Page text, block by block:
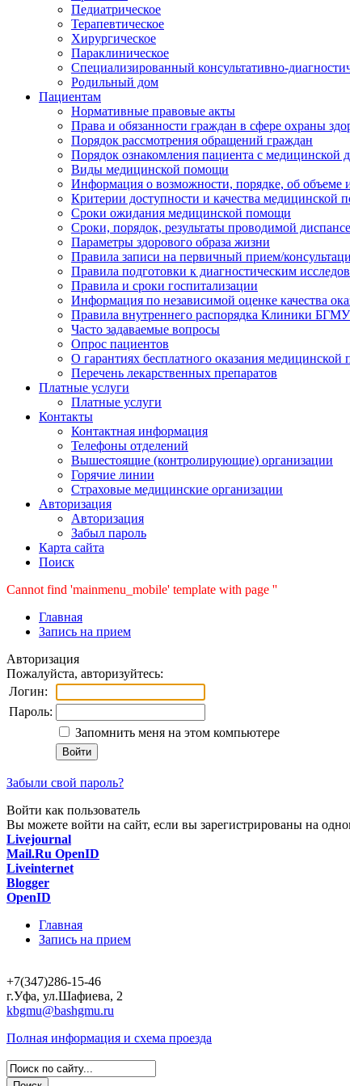
Педиатрическое
Терапевтическое
Хирургическое
Параклиническое
Специализированный консультативно-
Родильный дом
Пациентам
Нормативные правовые акты
Права и обязанности граждан в сфере охраны
Порядок рассмотрения обращений граждан
Порядок ознакомления пациента с медицинской
Виды медицинской помощи
Информация о возможности, порядке, об объеме
Критерии доступности и качества медицинской
Сроки ожидания медицинской помощи
Сроки, порядок, результаты проводимой
Параметры здорового образа жизни
Правила записи на первичный прием/
Правила подготовки к диагностическим
Правила и сроки госпитализации
Информация по независимой оценке качества
Правила внутреннего распорядка Клиники БГМУ
Часто задаваемые вопросы
Опрос пациентов
О гарантиях бесплатного оказания медицинской
Перечень лекарственных препаратов
Платные услуги
Платные услуги
Контакты
Контактная информация
Телефоны отделений
Вышестоящие (контролирующие) организации
Горячие линии
Страховые медицинские организации
Авторизация
Авторизация
Забыл пароль
Карта сайта
Поиск
Cannot find 'mainmenu_mobile' template with page ''
Главная
Запись на прием
Авторизация
Пожалуйста, авторизуйтесь:
Логин:
Пароль:
Запомнить меня на этом компьютере
Забыли свой пароль?
Войти как пользователь
Вы можете войти на сайт, если вы зарегистрированы на
Livejournal
Mail.Ru OpenID
Liveinternet
Blogger
OpenID
Главная
Запись на прием
+7(347)286-15-46
г.Уфа, ул.Шафиева, 2
kbgmu@bashgmu.ru
Полная информация и схема проезда